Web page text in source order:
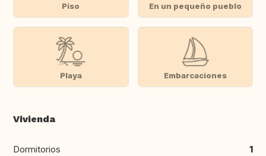
Piso En un pequeño pueblo
Playa Embarcaciones
Vivienda
Dormitorios 1